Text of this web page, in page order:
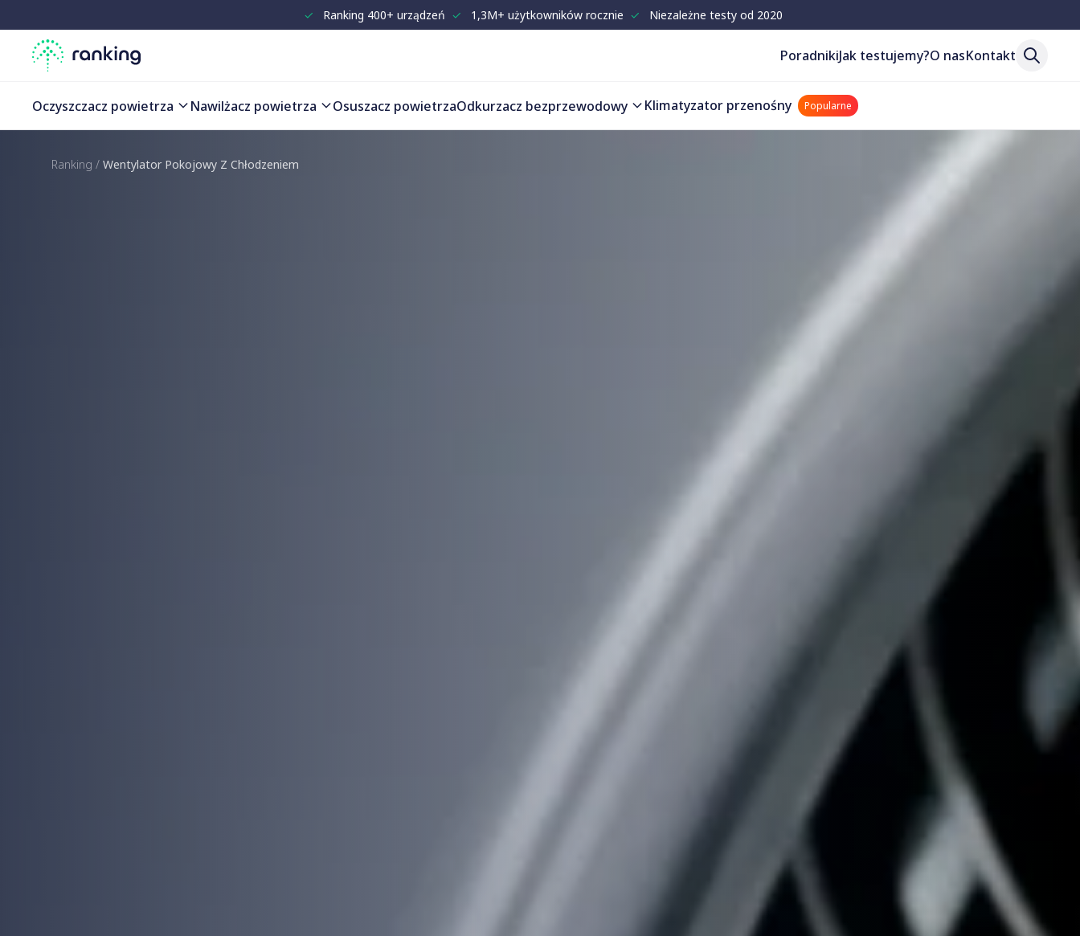
✓ Ranking 400+ urządzeń ✓ 1,3M+ użytkowników rocznie ✓ Niezależne testy od 2020
PoradnikiJak testujemy?O nasKontakt
Oczyszczacz powietrza Nawilżacz powietrza Osuszacz powietrzaOdkurzacz bezprzewodowy Klimatyzator przenośny Popularne
Ranking / Wentylator Pokojowy Z Chłodzeniem